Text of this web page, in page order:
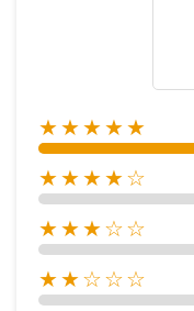
★★★★★
★★★★☆
★★★☆☆
★★☆☆☆